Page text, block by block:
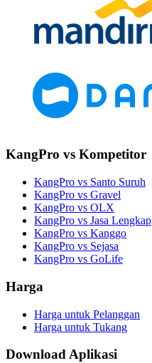
KangPro vs Kompetitor
KangPro vs Santo Suruh
KangPro vs Gravel
KangPro vs OLX
KangPro vs Jasa Lengkap
KangPro vs Kanggo
KangPro vs Sejasa
KangPro vs GoLife
Harga
Harga untuk Pelanggan
Harga untuk Tukang
Download Aplikasi